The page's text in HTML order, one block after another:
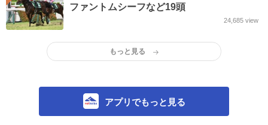
ファントムシーフなど19頭
24,685 view
もっと見る
アプリでもっと見る